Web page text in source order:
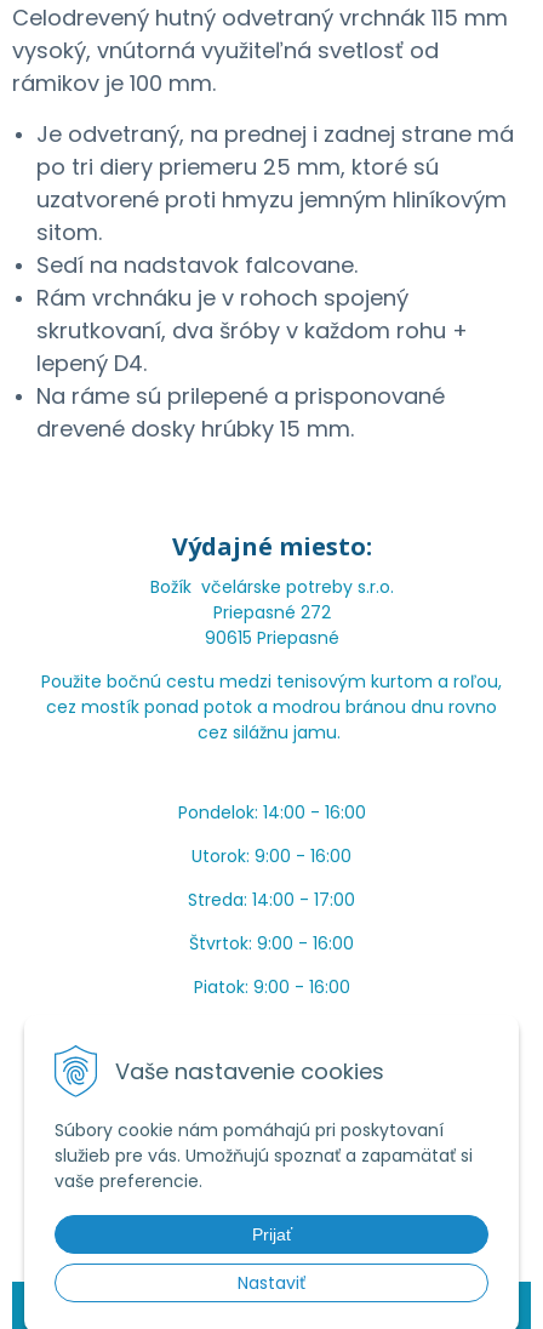
Vaše nastavenie cookies
Súbory cookie nám pomáhajú pri poskytovaní
služieb pre vás. Umožňujú spoznať a zapamätať si
vaše preferencie.
Prijať
Nastaviť
Celodrevený hutný odvetraný vrchnák 115 mm
vysoký, vnútorná využiteľná svetlosť od
rámikov je 100 mm.
Je odvetraný, na prednej i zadnej strane má
po tri diery priemeru 25 mm, ktoré sú
uzatvorené proti hmyzu jemným hliníkovým
sitom.
Sedí na nadstavok falcovane.
Rám vrchnáku je v rohoch spojený
skrutkovaní, dva šróby v každom rohu +
lepený D4.
Na ráme sú prilepené a prisponované
drevené dosky hrúbky 15 mm.
Výdajné miesto:
Božík včelárske potreby s.r.o.
Priepasné 272
90615 Priepasné
Použite bočnú cestu medzi tenisovým kurtom a roľou,
cez mostík ponad potok a modrou bránou dnu rovno
cez silážnu jamu.
Pondelok: 14:00 - 16:00
Utorok: 9:00 - 16:00
Streda: 14:00 - 17:00
Štvrtok: 9:00 - 16:00
Piatok: 9:00 - 16:00
Máme toho veľa v sezóne, ak sa nedovoláte, píšte
prosím mail.
Tel.:034 / 20 20 444
E-mail:objednavky@vcelieule-bozik.sk
© 2026 Včelárske potreby | Božík •NextShop&e-shop Pohoda